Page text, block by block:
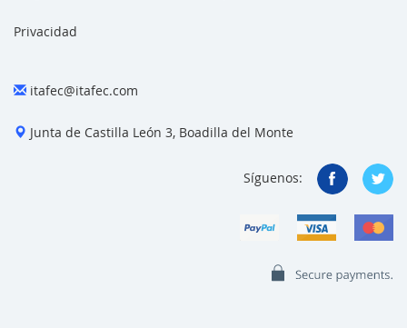
Privacidad
itafec@itafec.com
Junta de Castilla León 3, Boadilla del Monte
Síguenos: